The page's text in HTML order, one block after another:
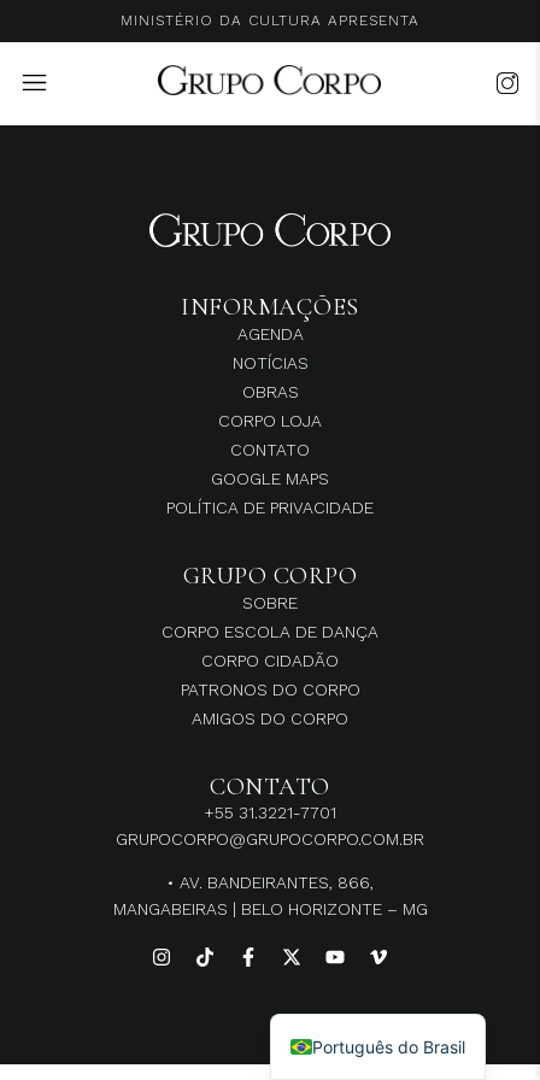
MINISTÉRIO DA CULTURA APRESENTA
INFORMAÇÕES
AGENDA
NOTÍCIAS
OBRAS
CORPO LOJA
CONTATO
GOOGLE MAPS
POLÍTICA DE PRIVACIDADE
GRUPO CORPO
SOBRE
CORPO ESCOLA DE DANÇA
CORPO CIDADÃO
PATRONOS DO CORPO
AMIGOS DO CORPO
CONTATO
+55 31.3221-7701
GRUPOCORPO@GRUPOCORPO.COM.BR
• AV. BANDEIRANTES, 866,
MANGABEIRAS | BELO HORIZONTE – MG
Português do Brasil